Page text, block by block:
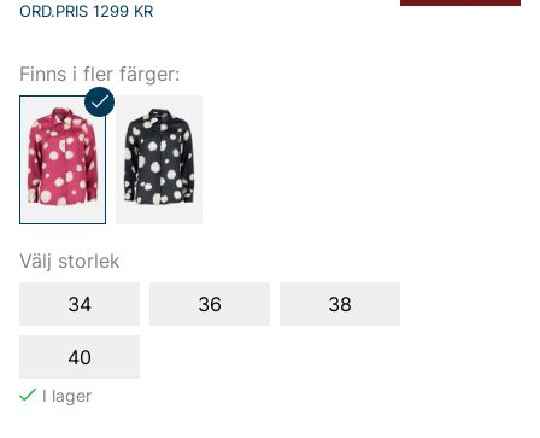
ORD.PRIS 1299 KR
Finns i fler färger:
Välj storlek
34
36 38
40